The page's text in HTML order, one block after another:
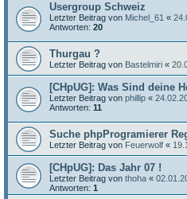
Usergroup Schweiz
Letzter Beitrag von Michel_61 «
Antworten: 20
Thurgau ?
Letzter Beitrag von Bastelmiri «
[CHpUG]: Was Sind deine
Letzter Beitrag von phillip «
Antworten: 11
Suche phpProgramierer
Letzter Beitrag von Feuerwolf «
[CHpUG]: Das Jahr 07 !
Letzter Beitrag von thoha «
Antworten: 1